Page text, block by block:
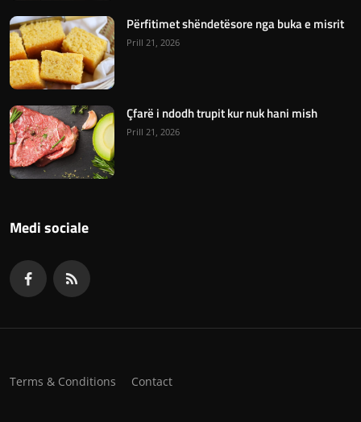
Përfitimet shëndetësore nga buka e misrit
Prill 21, 2026
Çfarë i ndodh trupit kur nuk hani mish
Prill 21, 2026
Medi sociale
Terms & Conditions Contact